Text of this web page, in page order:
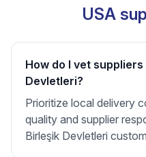
USA
How do I vet
Devletleri?
Prioritize local delivery
quality and supplier
Birleşik Devletleri